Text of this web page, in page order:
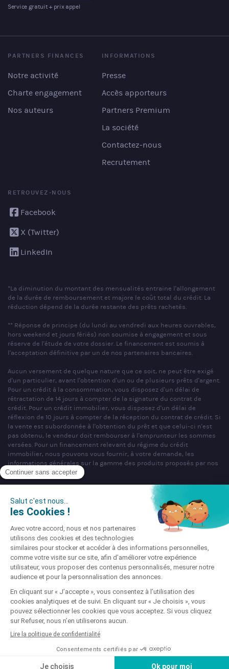
Service gratuit + prix appel
PARTNERS FINANCES
Notre activité
Charte engagement
Nos auteurs
INFORMATIONS
Presse
Accès apporteurs
Partners Premium
La société
Contactez-nous
Recrutement
RETROUVEZ-NOUS
Facebook
X (Twitter)
LinkedIn
*La diminution du montant des mensualités entraine l'allongement
de la durée de remboursement et majore le coût total du crédit. La
réduction dépend de la durée restante des prêts rachetés.
** Réponse de principe (du lundi au vendredi aux heures ouvrables,
hors weekend et jours fériés) non soumise à engagement et sous
réserve de l'étude de votre dossier. Le financement est soumis à
l'acceptation définitive par un de nos partenaires bancaires.
Aucun versement de quelque nature que ce soit, ne peut être exigé
d'un particulier, avant l'obtention d'un ou de plusieurs prêts d'argent.
Pour un crédit à la consommation, vous disposez d'un délai de
rétractation de 14 jours à compter de la signature du contrat de
crédit. Pour un crédit immobilier, vous disposez d'un délai de
réflexion de 10 jours à compter de la réception du contrat de crédit. Si
la vente est subordonnée à l'obtention du prêt et que celui-ci n'est
pas obtenu, le vendeur doit rembourser à l'emprunteur les sommes
versées. Pour un financement relevant du régime du crédit
immobilier, nous pouvons vous fournir, à votre demande, les
informations générales sur la gamme des produits proposés par nos
partenaires bancaires.
SAS PARTNERS FINANCES au capital de 1 000 000 € - R.C.S. Nancy
n°404 681 496 - siège social : 22 rue de Malzéville, 54000 NANCY -
Mandataire non exclusif en opérations de banques et en services de
paiement & Intermédiaire en assurance, Courtier en opérations de
banque et services de paiement (COBSP), Courtier d'assurance ou de
réassurance (COA), Mandataire d'Intermédiaire d'Assurance (MIA)
immatriculé sous le n°ORIAS 07 036 794 (www.orias.fr).
Société soumise au contrôle de l'Autorité de Contrôle Prudentiel et de
Résolution (ACPR), dont l'adresse est sis 4 Place de Budapest, CS
92459, 75436 Paris Cedex 09 téléphone : 01 49 95 40 00 site :
www.acpr.banque-france.fr.
Site enregistré auprès de la CNIL sous le N° 856647 © Partners
Finances 2026
d'accessibilité
Lancer ma simulation